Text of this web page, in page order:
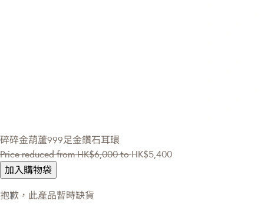
碎碎金葫蘆999足金鑽石耳環
Price reduced fromHK$6,000 toHK$5,400
加入購物袋
抱歉，此產品暫時缺貨